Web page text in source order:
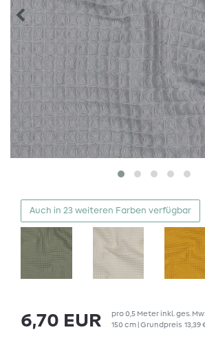
Auch in 23 weiteren Farben verfügbar
6,70 EUR pro0,5 Meterinkl. ges.
150 cm | Grundpreis 13,39